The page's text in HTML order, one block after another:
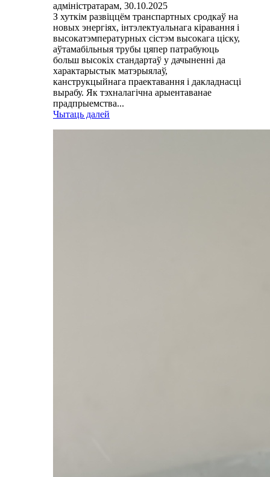
адміністратарам, 30.10.2025
З хуткім развіццём транспартных сродкаў на
новых энергіях, інтэлектуальнага кіравання і
высокатэмпературных сістэм высокага ціску,
аўтамабільныя трубы цяпер патрабуюць
больш высокіх стандартаў у дачыненні да
характарыстык матэрыялаў,
канструкцыйнага праектавання і дакладнасці
вырабу. Як тэхналагічна арыентаванае
прадпрыемства...
Чытаць далей